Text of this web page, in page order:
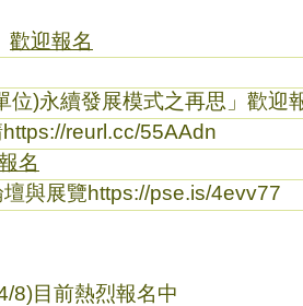
歡迎報名
)永續發展模式之再思」歡迎
https://reurl.cc/55AAdn
名
與展覽https://pse.is/4evv77
8)目前熱烈報名中